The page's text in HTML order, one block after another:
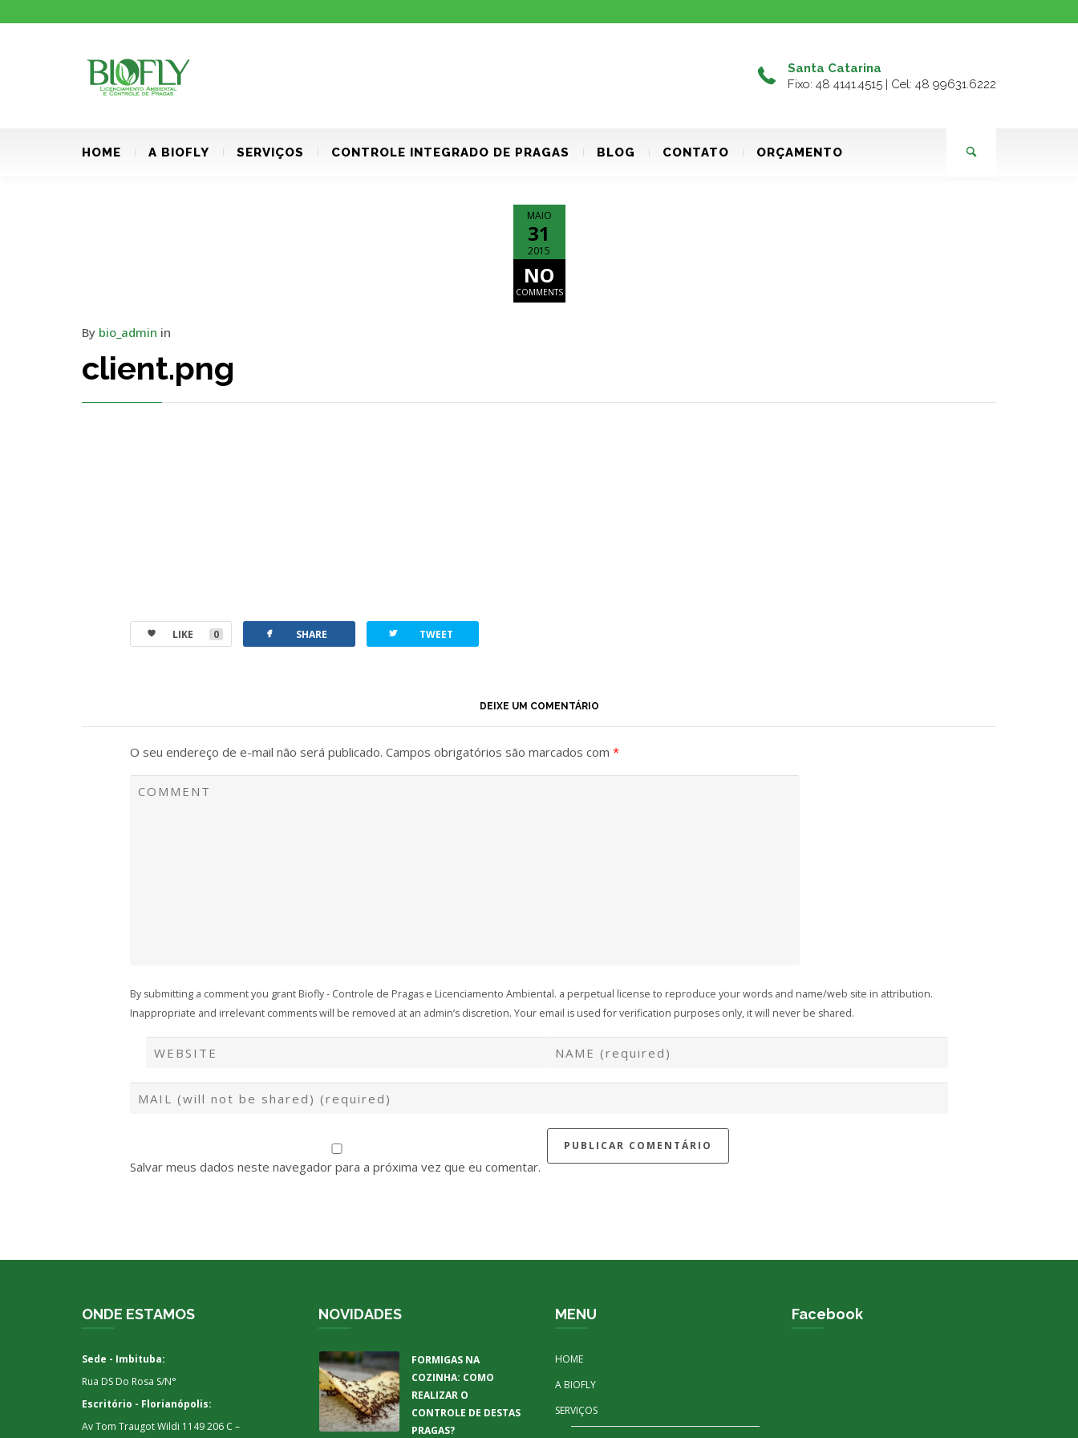
Santa Catarina
Fixo: 48 4141.4515 | Cel: 48 99631.6222
HOME A BIOFLY SERVIÇOS CONTROLE INTEGRADO DE PRAGAS BLOG CONTATO ORÇAMENTO
MAIO
31
2015
NO
COMMENTS
By bio_admin in
client.png
LIKE 0 facebook SHARE twitterbird TWEET
DEIXE UM COMENTÁRIO
O seu endereço de e-mail não será publicado. Campos obrigatórios são marcados com *
By submitting a comment you grant Biofly - Controle de Pragas e Licenciamento Ambiental. a perpetual license to reproduce your words and name/web site in attribution.
Inappropriate and irrelevant comments will be removed at an admin’s discretion. Your email is used for verification purposes only, it will never be shared.
Salvar meus dados neste navegador para a próxima vez que eu comentar.
ONDE ESTAMOS
Sede - Imbituba:
Rua DS Do Rosa S/N°
Escritório - Florianópolis:
Av Tom Traugot Wildi 1149 206 C –
NOVIDADES
FORMIGAS NA
COZINHA: COMO
REALIZAR O
CONTROLE DE DESTAS
PRAGAS?
MENU
HOME
A BIOFLY
SERVIÇOS
Facebook